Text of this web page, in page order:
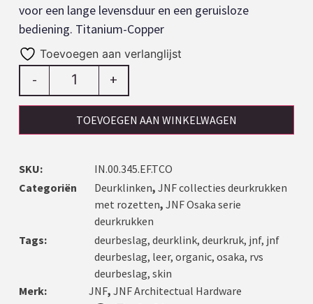
voor een lange levensduur en een geruisloze
bediening. Titanium-Copper
Toevoegen aan verlanglijst
- +
TOEVOEGEN AAN WINKELWAGEN
SKU:
IN.00.345.EF.TCO
Categoriën
Deurklinken, JNF collecties deurkrukken
met rozetten, JNF Osaka serie
deurkrukken
Tags:
deurbeslag, deurklink, deurkruk, jnf, jnf
deurbeslag, leer, organic, osaka, rvs
deurbeslag, skin
Merk:
JNF, JNF Architectual Hardware